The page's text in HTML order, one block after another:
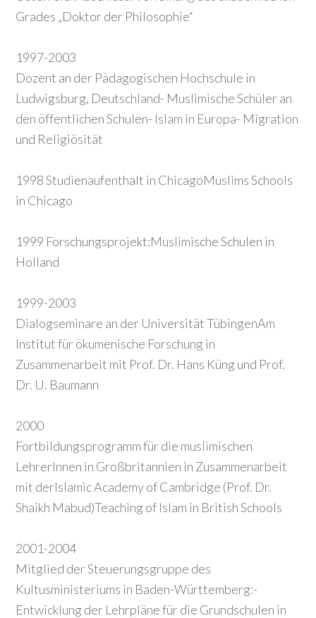
Grades „Doktor der Philosophie“
1997-2003
Dozent an der Pädagogischen Hochschule in
Ludwigsburg, Deutschland- Muslimische Schüler an
den öffentlichen Schulen- Islam in Europa- Migration
und Religiösität
1998 Studienaufenthalt in ChicagoMuslims Schools
in Chicago
1999 Forschungsprojekt:Muslimische Schulen in
Holland
1999-2003
Dialogseminare an der Universität TübingenAm
Institut für ökumenische Forschung in
Zusammenarbeit mit Prof. Dr. Hans Küng und Prof.
Dr. U. Baumann
2000
Fortbildungsprogramm für die muslimischen
LehrerInnen in Großbritannien in Zusammenarbeit
mit derIslamic Academy of Cambridge (Prof. Dr.
Shaikh Mabud)Teaching of Islam in British Schools
2001-2004
Mitglied der Steuerungsgruppe des
Kultusministeriums in Baden-Württemberg:-
Entwicklung der Lehrpläne für die Grundschulen in